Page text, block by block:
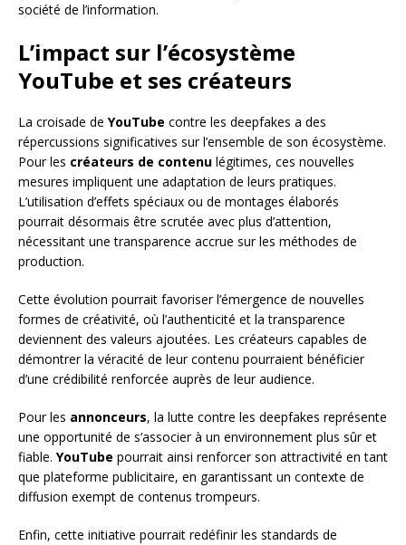
société de l’information.
L’impact sur l’écosystème
YouTube et ses créateurs
La croisade de YouTube contre les deepfakes a des
répercussions significatives sur l’ensemble de son écosystème.
Pour les créateurs de contenu légitimes, ces nouvelles
mesures impliquent une adaptation de leurs pratiques.
L’utilisation d’effets spéciaux ou de montages élaborés
pourrait désormais être scrutée avec plus d’attention,
nécessitant une transparence accrue sur les méthodes de
production.
Cette évolution pourrait favoriser l’émergence de nouvelles
formes de créativité, où l’authenticité et la transparence
deviennent des valeurs ajoutées. Les créateurs capables de
démontrer la véracité de leur contenu pourraient bénéficier
d’une crédibilité renforcée auprès de leur audience.
Pour les annonceurs, la lutte contre les deepfakes représente
une opportunité de s’associer à un environnement plus sûr et
fiable. YouTube pourrait ainsi renforcer son attractivité en tant
que plateforme publicitaire, en garantissant un contexte de
diffusion exempt de contenus trompeurs.
Enfin, cette initiative pourrait redéfinir les standards de